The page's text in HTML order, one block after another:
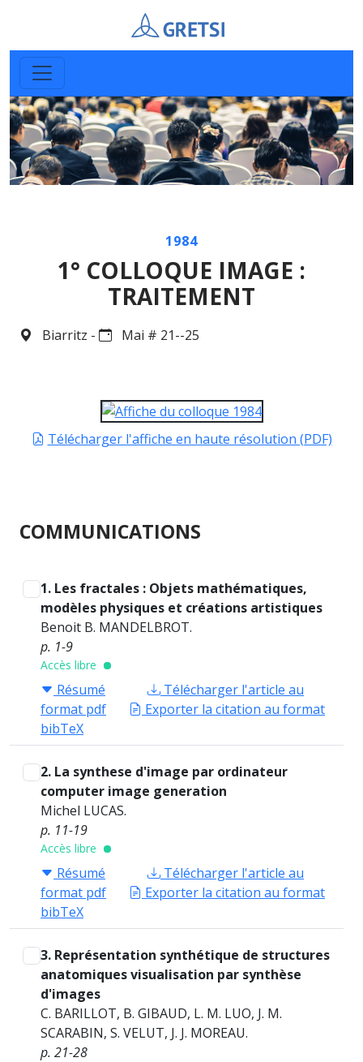
1984
1° COLLOQUE IMAGE :
TRAITEMENT
Biarritz - Mai # 21--25
Télécharger l'affiche en haute résolution (PDF)
COMMUNICATIONS
1. Les fractales : Objets mathématiques,
modèles physiques et créations artistiques
Benoit B. MANDELBROT.
p. 1-9
Accès libre
Résumé
Télécharger l'article au
format pdf
Exporter la citation au format
bibTeX
2. La synthese d'image par ordinateur
computer image generation
Michel LUCAS.
p. 11-19
Accès libre
Résumé
Télécharger l'article au
format pdf
Exporter la citation au format
bibTeX
3. Représentation synthétique de structures
anatomiques visualisation par synthèse
d'images
C. BARILLOT, B. GIBAUD, L. M. LUO, J. M.
SCARABIN, S. VELUT, J. J. MOREAU.
p. 21-28